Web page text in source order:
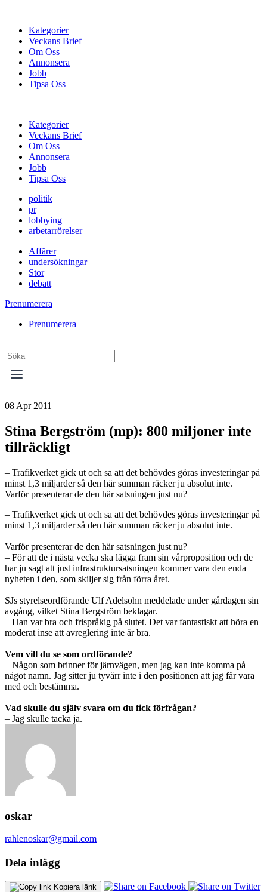
Kategorier
Veckans Brief
Om Oss
Annonsera
Jobb
Tipsa Oss
Kategorier
Veckans Brief
Om Oss
Annonsera
Jobb
Tipsa Oss
politik
pr
lobbying
arbetarrörelser
Affärer
undersökningar
Stor
debatt
Prenumerera
Prenumerera
08 Apr 2011
Stina Bergström (mp): 800 miljoner inte
tillräckligt
– Trafikverket gick ut och sa att det behövdes göras investeringar på
minst 1,3 miljarder så den här summan räcker ju absolut inte.
Varför presenterar de den här satsningen just nu?
– Trafikverket gick ut och sa att det behövdes göras investeringar på
minst 1,3 miljarder så den här summan räcker ju absolut inte.
Varför presenterar de den här satsningen just nu?
– För att de i nästa vecka ska lägga fram sin vårproposition och de
har ju sagt att just infrastruktursatsningen kommer vara den enda
nyheten i den, som skiljer sig från förra året.
SJs styrelseordförande Ulf Adelsohn meddelade under gårdagen sin
avgång, vilket Stina Bergström beklagar.
– Han var bra och frispråkig på slutet. Det var fantastiskt att höra en
moderat inse att avreglering inte är bra.
Vem vill du se som ordförande?
– Någon som brinner för järnvägen, men jag kan inte komma på
något namn. Jag sitter ju tyvärr inte i den positionen att jag får vara
med och bestämma.
Vad skulle du själv svara om du fick förfrågan?
– Jag skulle tacka ja.
oskar
rahlenoskar@gmail.com
Dela inlägg
Kopiera länk